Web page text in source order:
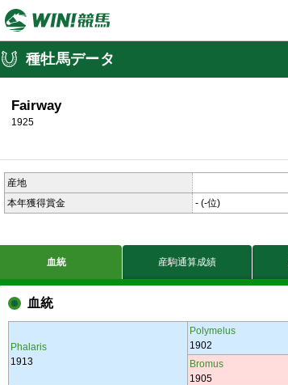
種牡馬データ
Fairway
1925
産地
本年獲得賞金
- (-位)
血統 産駒通算成績
血統
Phalaris
1913
Polymelus
1902
Bromus
1905